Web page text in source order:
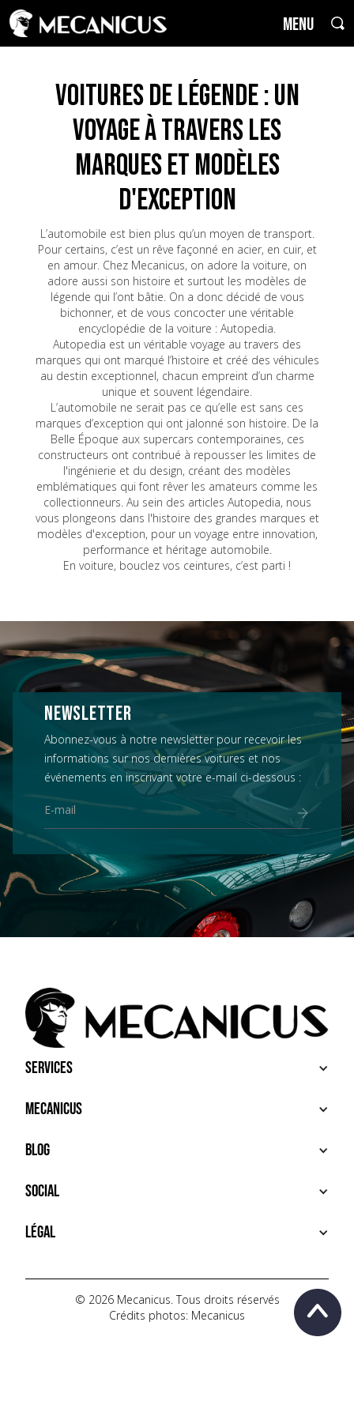
MENU
Voitures de Légende : un
voyage à travers les
marques et modèles
d'exception
L’automobile est bien plus qu’un moyen de transport.
Pour certains, c’est un rêve façonné en acier, en cuir, et
en amour. Chez Mecanicus, on adore la voiture, on
adore aussi son histoire et surtout les modèles de
légende qui l’ont bâtie. On a donc décidé de vous
bichonner, et de vous concocter une véritable
encyclopédie de la voiture : Autopedia.
Autopedia est un véritable voyage au travers des
marques qui ont marqué l’histoire et créé des véhicules
au destin exceptionnel, chacun empreint d’un charme
unique et souvent légendaire.
L’automobile ne serait pas ce qu’elle est sans ces
marques d’exception qui ont jalonné son histoire. De la
Belle Époque aux supercars contemporaines, ces
constructeurs ont contribué à repousser les limites de
l'ingénierie et du design, créant des modèles
emblématiques qui font rêver les amateurs comme les
collectionneurs. Au sein des articles Autopedia, nous
vous plongeons dans l'histoire des grandes marques et
modèles d'exception, pour un voyage entre innovation,
performance et héritage automobile.
En voiture, bouclez vos ceintures, c’est parti !
NEWSLETTER
Abonnez-vous à notre newsletter pour recevoir les
informations sur nos dernières voitures et nos
événements en inscrivant votre e-mail ci-dessous :
Services
ACHETER
VENDRE
SERVICES PREMIUM
Mecanicus
À PROPOS
HOUSE MECANICUS
CONTACT
Blog
NEWS
VIDÉOS
AUTOPÉDIA
Social
INSTAGRAM
TIKTOK
YOUTUBE
Légal
POLITIQUE DE CONFIDENTIALITÉ
© 2026 Mecanicus. Tous droits réservés
Crédits photos: Mecanicus